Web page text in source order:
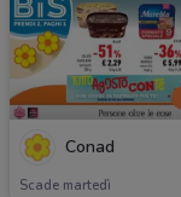
Conad
Scade martedì